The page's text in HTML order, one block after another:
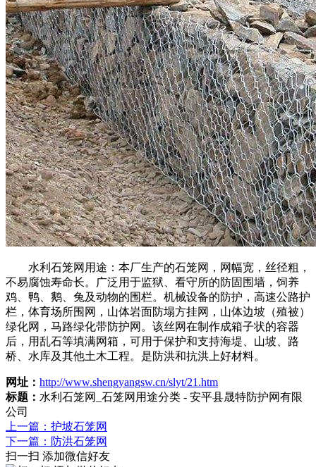
水利石笼网用途：本厂生产的石笼网，网幅宽，丝径粗，
不易腐蚀寿命长。广泛用于监狱、看守所的防固围墙，饲养
鸡、鸭、鹅、兔及动物的围栏。机械设备的防护，高速公路护
栏，体育场所围网，山体岩面防塌方挂网，山体边坡（殖被）
绿化网，马路绿化带防护网。该丝网在制作成箱子状的容器
后，用乱石等填满网箱，可用于保护和支持海堤、山坡、路
桥、水库及其他土木工程。是防洪和抗洪上好材料。
网址： http://www.shengyangsw.cn/slyt/21.htm
标题： 水利石笼网_石笼网用途分类 - 安平县晟特防护网有限
公司
上一篇：护坡石笼网
下一篇：防洪石笼网
扫一扫 添加微信好友